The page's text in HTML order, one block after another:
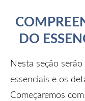
DO
Nesta seção
essenciais e os
Começaremos